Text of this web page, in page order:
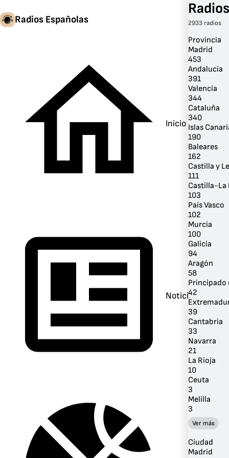
Radios Españolas
Inicio
Noticias
2933 radios
Provincia
Madrid
453
Andalucía
391
Valencia
344
Cataluña
340
Islas
190
Baleares
162
Castilla y
111
Castilla-La
103
País Vasco
102
Murcia
100
Galicia
94
Aragón
58
Principado
42
39
Cantabria
33
Navarra
21
La Rioja
10
Ceuta
3
Melilla
3
Ver más
Ciudad
Madrid